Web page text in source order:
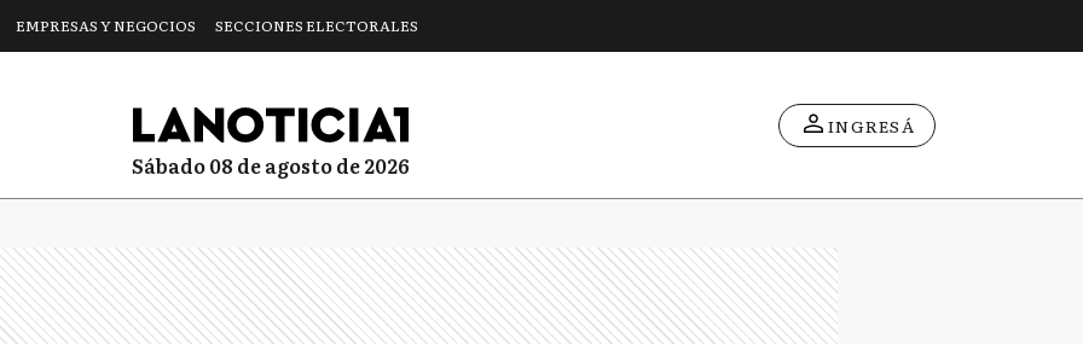
EMPRESAS Y NEGOCIOS SECCIONES ELECTORALES
sábado 08 de agosto de 2026
INGRESÁ